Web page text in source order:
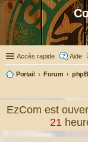
Accès rapide Aide
Portail Forum
EzCom est
21